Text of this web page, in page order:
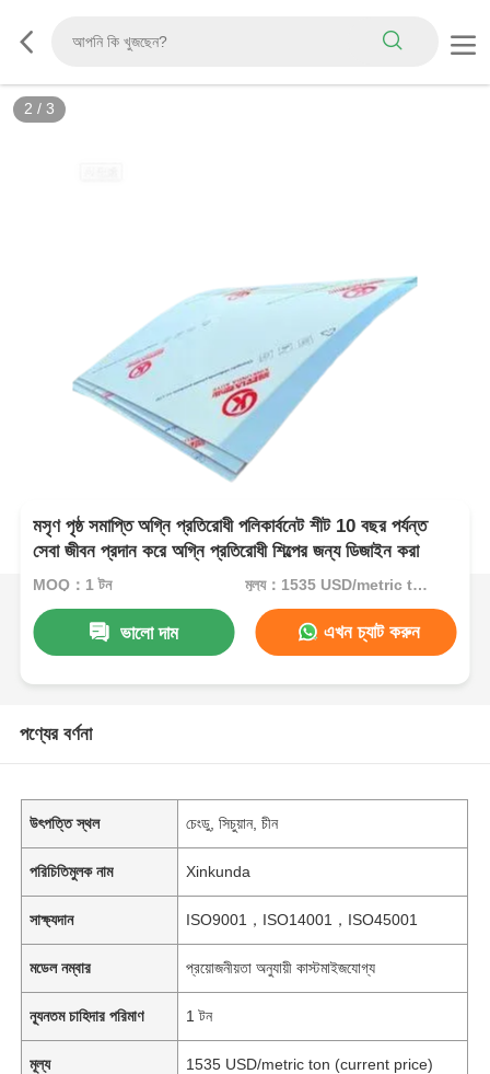
2 / 3
মসৃণ পৃষ্ঠ সমাপ্তি অগ্নি প্রতিরোধী পলিকার্বনেট শীট 10 বছর পর্যন্ত
সেবা জীবন প্রদান করে অগ্নি প্রতিরোধী শিল্পের জন্য ডিজাইন করা
MOQ：1 টন মূল্য：1535 USD/metric ton (current price)
ভালো দাম এখন চ্যাট করুন
পণ্যের বর্ণনা
উৎপত্তি স্থল চেংডু, সিচুয়ান, চীন
পরিচিতিমুলক নাম Xinkunda
সাক্ষ্যদান ISO9001，ISO14001，ISO45001
মডেল নম্বার প্রয়োজনীয়তা অনুযায়ী কাস্টমাইজযোগ্য
ন্যূনতম চাহিদার পরিমাণ 1 টন
মূল্য 1535 USD/metric ton (current price)